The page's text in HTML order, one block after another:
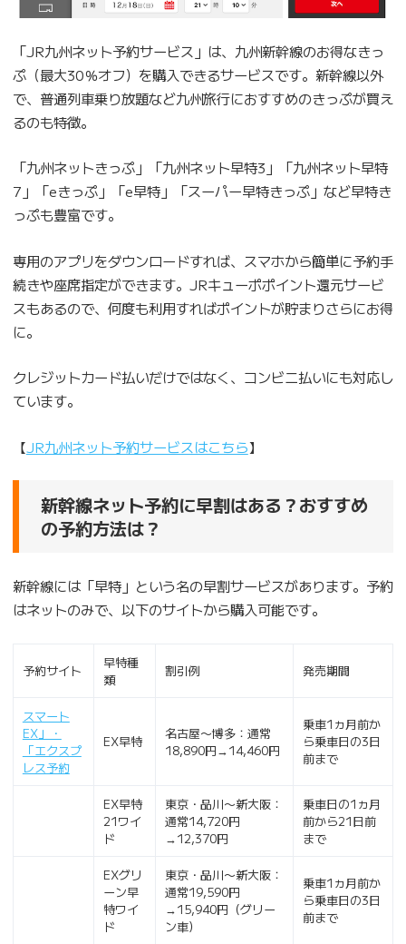
「JR九州ネット予約サービス」は、九州新幹線のお得なきっ
ぷ（最大30％オフ）を購入できるサービスです。新幹線以外
で、普通列車乗り放題など九州旅行におすすめのきっぷが買え
るのも特徴。
「九州ネットきっぷ」「九州ネット早特3」「九州ネット早特
7」「eきっぷ」「e早特」「スーパー早特きっぷ」など早特き
っぷも豊富です。
専用のアプリをダウンロードすれば、スマホから簡単に予約手
続きや座席指定ができます。JRキューポポイント還元サービ
スもあるので、何度も利用すればポイントが貯まりさらにお得
に。
クレジットカード払いだけではなく、コンビニ払いにも対応し
ています。
【JR九州ネット予約サービスはこちら】
新幹線ネット予約に早割はある？おすすめ
の予約方法は？
新幹線には「早特」という名の早割サービスがあります。予約
はネットのみで、以下のサイトから購入可能です。
予約サイト
早特種
類
割引例 発売期間
スマート
EX」・
「エクスプ
レス予約
EX早特
名古屋〜博多：通常
18,890円→14,460円
乗車1ヵ月前か
ら乗車日の3日
前まで
EX早特
21ワイ
ド
東京・品川〜新大阪：
通常14,720円
→12,370円
乗車日の1ヵ月
前から21日前
まで
EXグリ
ーン早
特ワイ
ド
東京・品川〜新大阪：
通常19,590円
→15,940円（グリー
ン車）
乗車1ヵ月前か
ら乗車日の3日
前まで